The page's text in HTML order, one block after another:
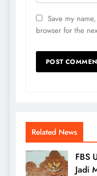
Save my
browser for the
Related News
FBS
Jadi